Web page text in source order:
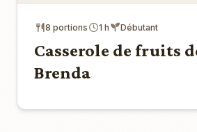
8 portions 1 h Débutant
Casserole de fruits
Brenda